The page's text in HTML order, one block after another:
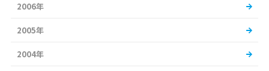
2006年
2005年
2004年